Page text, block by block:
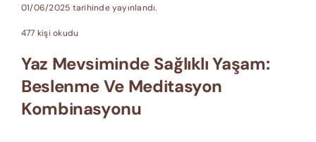
01/06/2025 tarihinde yayınlandı.
477 kişi okudu
Yaz Mevsiminde Sağlıklı Yaşam:
Beslenme Ve Meditasyon
Kombinasyonu